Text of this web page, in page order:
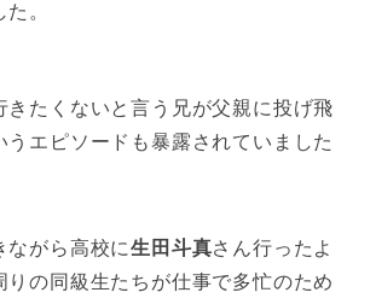
。
きたくないと言う兄が父親に投げ飛
うエピソードも暴露されていました
ながら高校に生田斗真さん行ったよ
りの同級生たちが仕事で多忙のため